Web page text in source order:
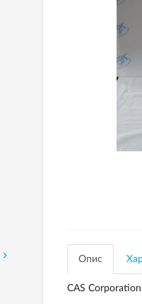
Опис
CAS Corporation